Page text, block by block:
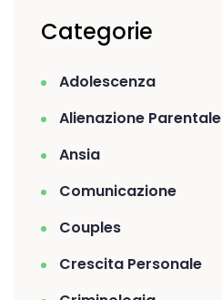
Categorie
Adolescenza
Alienazione Parentale
Ansia
Comunicazione
Couples
Crescita Personale